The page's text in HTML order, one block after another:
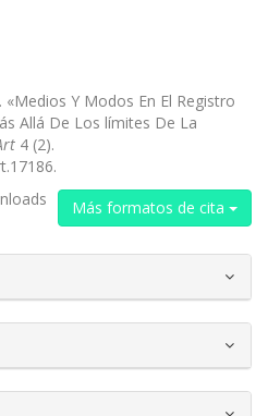
Y Modos En El Registro
Allá De Los límites De La
4 (2).
Más formatos de cita